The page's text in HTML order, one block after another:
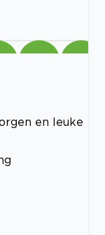
en leuke